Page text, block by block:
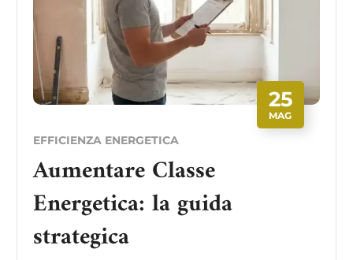
25
MAG
EFFICIENZA ENERGETICA
Aumentare Classe
Energetica: la guida
strategica